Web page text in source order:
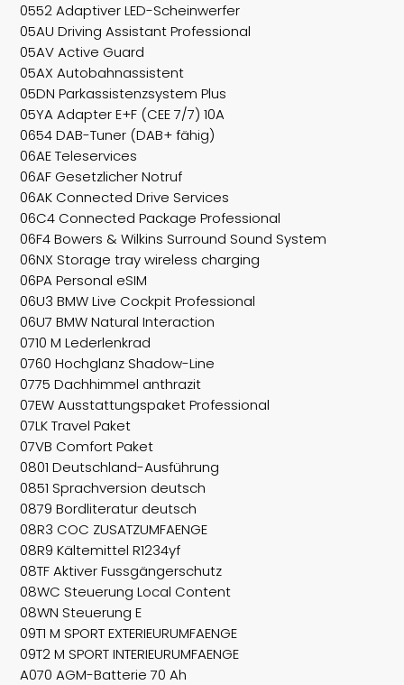
0552 Adaptiver LED-Scheinwerfer
05AU Driving Assistant Professional
05AV Active Guard
05AX Autobahnassistent
05DN Parkassistenzsystem Plus
05YA Adapter E+F (CEE 7/7) 10A
0654 DAB-Tuner (DAB+ fähig)
06AE Teleservices
06AF Gesetzlicher Notruf
06AK Connected Drive Services
06C4 Connected Package Professional
06F4 Bowers & Wilkins Surround Sound System
06NX Storage tray wireless charging
06PA Personal eSIM
06U3 BMW Live Cockpit Professional
06U7 BMW Natural Interaction
0710 M Lederlenkrad
0760 Hochglanz Shadow-Line
0775 Dachhimmel anthrazit
07EW Ausstattungspaket Professional
07LK Travel Paket
07VB Comfort Paket
0801 Deutschland-Ausführung
0851 Sprachversion deutsch
0879 Bordliteratur deutsch
08R3 COC ZUSATZUMFAENGE
08R9 Kältemittel R1234yf
08TF Aktiver Fussgängerschutz
08WC Steuerung Local Content
08WN Steuerung E
09T1 M SPORT EXTERIEURUMFAENGE
09T2 M SPORT INTERIEURUMFAENGE
A070 AGM-Batterie 70 Ah